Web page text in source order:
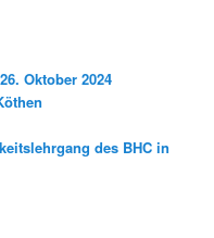
Oktober 2024
des BHC in